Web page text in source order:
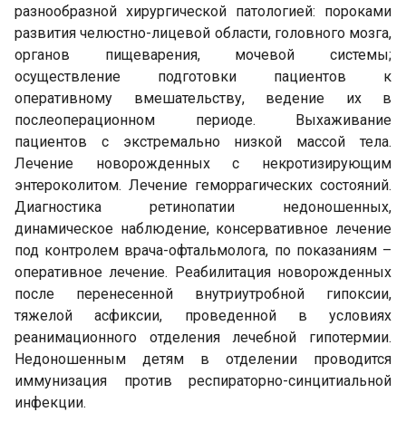
разнообразной хирургической патологией: пороками
развития челюстно-лицевой области, головного мозга,
органов пищеварения, мочевой системы;
осуществление подготовки пациентов к
оперативному вмешательству, ведение их в
послеоперационном периоде. Выхаживание
пациентов с экстремально низкой массой тела.
Лечение новорожденных с некротизирующим
энтероколитом. Лечение геморрагических состояний.
Диагностика ретинопатии недоношенных,
динамическое наблюдение, консервативное лечение
под контролем врача-офтальмолога, по показаниям –
оперативное лечение. Реабилитация новорожденных
после перенесенной внутриутробной гипоксии,
тяжелой асфиксии, проведенной в условиях
реанимационного отделения лечебной гипотермии.
Недоношенным детям в отделении проводится
иммунизация против респираторно-синцитиальной
инфекции.